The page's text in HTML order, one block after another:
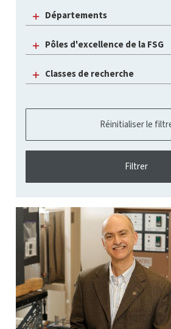
Départements
Pôles d'excellence de la FSG
Classes de recherche